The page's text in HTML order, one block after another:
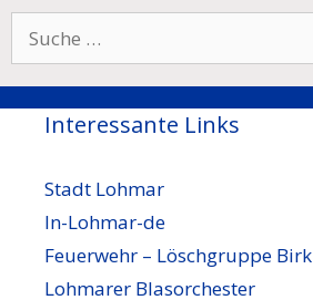
nach:
Interessante Links
Stadt Lohmar
In-Lohmar-de
Feuerwehr – Löschgruppe Birk
Lohmarer Blasorchester